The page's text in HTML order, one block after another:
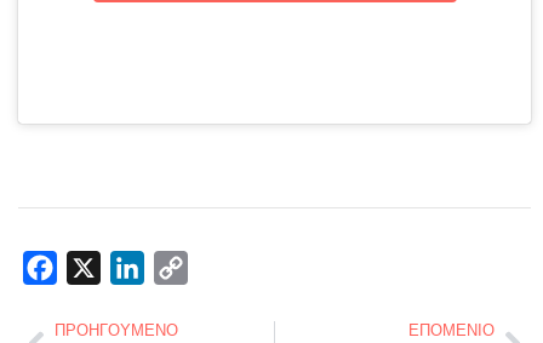
Facebook LinkedIn
ΠΡΟΗΓΟΎΜΕΝΟ ΕΠΌΜΕΝΙΟ